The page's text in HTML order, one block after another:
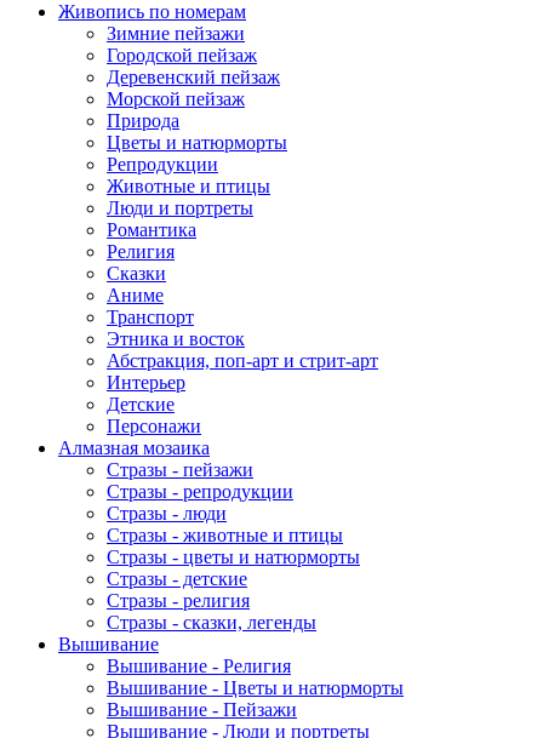
Живопись по номерам
Зимние пейзажи
Городской пейзаж
Деревенский пейзаж
Морской пейзаж
Природа
Цветы и натюрморты
Репродукции
Животные и птицы
Люди и портреты
Романтика
Религия
Сказки
Аниме
Транспорт
Этника и восток
Абстракция, поп-арт и стрит-арт
Интерьер
Детские
Персонажи
Алмазная мозаика
Стразы - пейзажи
Стразы - репродукции
Стразы - люди
Стразы - животные и птицы
Стразы - цветы и натюрморты
Стразы - детские
Стразы - религия
Стразы - сказки, легенды
Вышивание
Вышивание - Религия
Вышивание - Цветы и натюрморты
Вышивание - Пейзажи
Вышивание - Люди и портреты